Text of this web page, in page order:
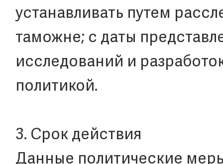
устанавливать путем
таможне; с даты
исследований и
политикой.
3. Срок действия
Данные политические